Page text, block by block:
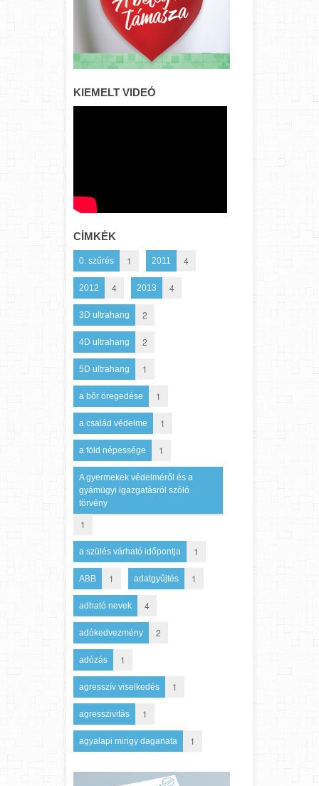
KIEMELT VIDEÓ
CÍMKÉK
0. szűrés 1 2011 4
2012 4 2013 4
3D ultrahang 2
4D ultrahang 2
5D ultrahang 1
a bőr öregedése 1
a család védelme 1
a föld népessége 1
A gyermekek védelméről és a
gyámügyi igazgatásról szóló
törvény
1
a szülés várható időpontja 1
ABB 1 adatgyűjtés 1
adható nevek 4
adókedvezmény 2
adózás 1
agresszív viselkedés 1
agresszivitás 1
agyalapi mirigy daganata 1